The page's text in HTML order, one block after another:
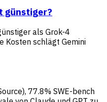
günstiger?
als Grok-4
Kosten schlägt Gemini
77.8% SWE-bench